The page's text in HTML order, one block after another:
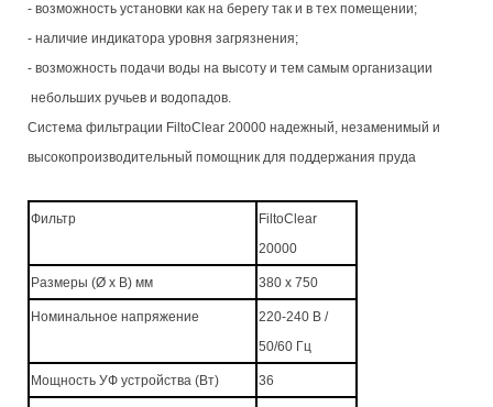
- возможность установки как на берегу так и в тех помещении;
- наличие индикатора уровня загрязнения;
- возможность подачи воды на высоту и тем самым организации
небольших ручьев и водопадов.
Система фильтрации FiltoClear 20000 надежный, незаменимый и
высокопроизводительный помощник для поддержания пруда
Фильтр
FiltoClear
20000
Размеры (Ø x В) мм 380 x 750
Номинальное напряжение
220-240 В /
50/60 Гц
Мощность УФ устройства (Вт) 36